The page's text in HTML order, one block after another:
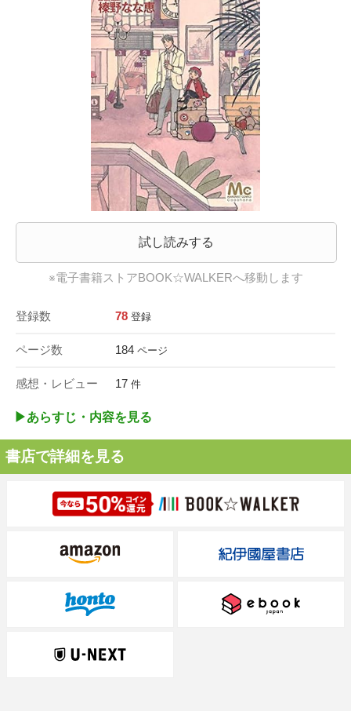
試し読みする
※電子書籍ストアBOOK☆WALKERへ移動します
登録数 78 登録
ページ数 184 ページ
感想・レビュー 17 件
▶︎あらすじ・内容を見る
書店で詳細を見る